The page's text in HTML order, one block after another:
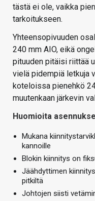
tästä ei ole, vaikka
tarkoitukseen.
Yhteensopivuuden
240 mm AIO, eikä
pituuden pitäisi riittää
vielä pidempiä letkuja
koteloissa pienehkö
muutenkaan järkevin
Huomioita
Mukana
kannoille
Blokin kiinnitys on
Jäähdyttimen
pitkiltä
Johtojen siisti